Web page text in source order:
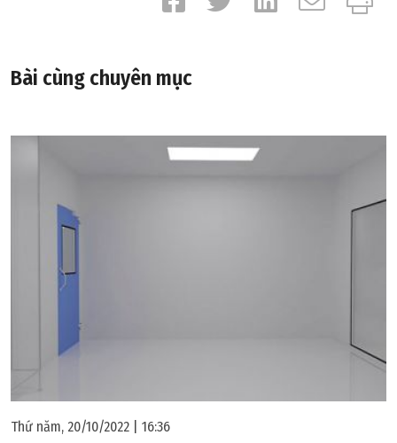
Bài cùng chuyên mục
Thứ năm, 20/10/2022 | 16:36